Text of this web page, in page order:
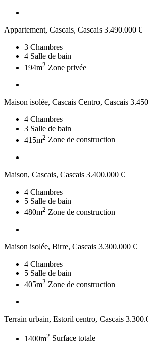
Appartement, Cascais, Cascais 3.490.000 €
3 Chambres
4 Salle de bain
194m2 Zone privée
Maison isolée, Cascais Centro, Cascais
4 Chambres
3 Salle de bain
415m2 Zone de construction
Maison, Cascais, Cascais 3.400.000 €
4 Chambres
5 Salle de bain
480m2 Zone de construction
Maison isolée, Birre, Cascais 3.300.000 €
4 Chambres
5 Salle de bain
405m2 Zone de construction
Terrain urbain, Estoril centro, Cascais
1400m2 Surface totale